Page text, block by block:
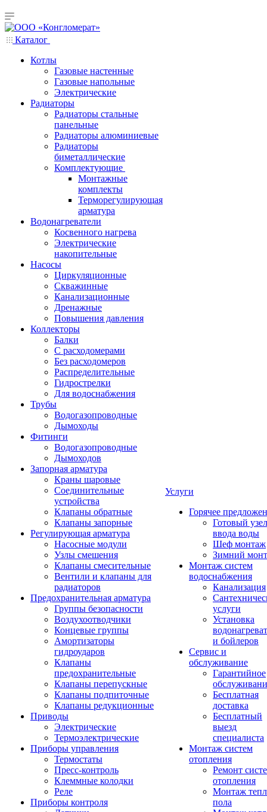
Каталог
Котлы
Газовые настенные
Газовые напольные
Электрические
Радиаторы
Радиаторы стальные
панельные
Радиаторы алюминиевые
Радиаторы
биметаллические
Комплектующие
Монтажные
комплекты
Терморегулирующая
арматура
Водонагреватели
Косвенного нагрева
Электрические
накопительные
Насосы
Циркуляционные
Скважинные
Канализационные
Дренажные
Повышения давления
Коллекторы
Балки
С расходомерами
Без расходомеров
Распределительные
Гидрострелки
Для водоснабжения
Трубы
Водогазопроводные
Дымоходы
Фитинги
Водогазопроводные
Дымоходов
Запорная арматура
Краны шаровые
Соединительные
устройства
Клапаны обратные
Клапаны запорные
Регулирующая арматура
Насосные модули
Узлы смешения
Клапаны смесительные
Вентили и клапаны для
радиаторов
Предохранительная арматура
Группы безопасности
Воздухоотводчики
Концевые группы
Амортизаторы
гидроударов
Клапаны
предохранительные
Клапаны перепускные
Клапаны подпиточные
Клапаны редукционные
Приводы
Электрические
Термоэлектрические
Приборы управления
Термостаты
Пресс-контроль
Клеммные колодки
Реле
Приборы контроля
Услуги
Горячее
Готовый узел
ввода воды
Шеф монтаж
Зимний
Монтаж систем
водоснабжения
Канализация
услуги
Установка
и бойлеров
Сервис и
обслуживание
Гарантийное
Бесплатная
доставка
Бесплатный
выезд
специалиста
Монтаж систем
отопления
Ремонт
отопления
Монтаж
пола